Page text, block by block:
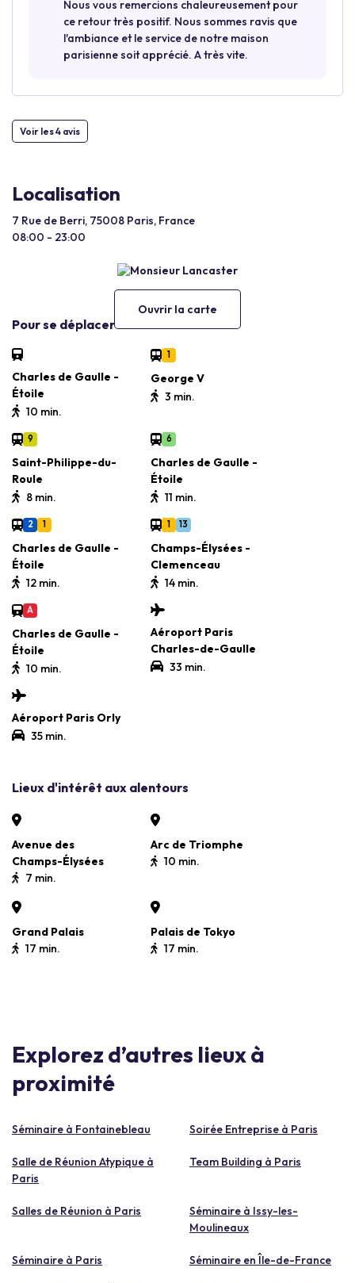
Nous vous remercions chaleureusement pour
ce retour très positif. Nous sommes ravis que
l'ambiance et le service de notre maison
parisienne soit apprécié. A très vite.
Voir les 4 avis
Localisation
7 Rue de Berri, 75008 Paris, France
08:00 - 23:00
Ouvrir la carte
Pour se déplacer
Charles de Gaulle -
Étoile
10 min.
1
George V
3 min.
9
Saint-Philippe-du-
Roule
8 min.
6
Charles de Gaulle -
Étoile
11 min.
2 1
Charles de Gaulle -
Étoile
12 min.
1 13
Champs-Élysées -
Clemenceau
14 min.
A
Charles de Gaulle -
Étoile
10 min.
Aéroport Paris
Charles-de-Gaulle
33 min.
Aéroport Paris Orly
35 min.
Lieux d'intérêt aux alentours
Avenue des
Champs-Élysées
7 min.
Arc de Triomphe
10 min.
Grand Palais
17 min.
Palais de Tokyo
17 min.
Explorez d’autres lieux à
proximité
Séminaire à Fontainebleau Soirée Entreprise à Paris
Salle de Réunion Atypique à
Paris
Team Building à Paris
Salles de Réunion à Paris
Séminaire à Issy-les-
Moulineaux
Séminaire à Paris Séminaire en Île-de-France